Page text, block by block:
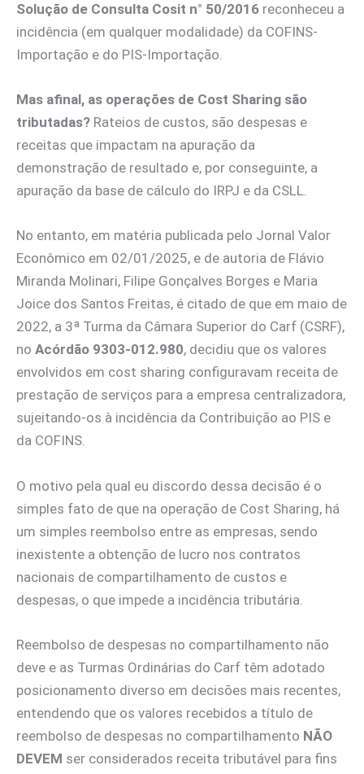
Solução de Consulta Cosit n° 50/2016 reconheceu a
incidência (em qualquer modalidade) da COFINS-
Importação e do PIS-Importação.
Mas afinal, as operações de Cost Sharing são
tributadas? Rateios de custos, são despesas e
receitas que impactam na apuração da
demonstração de resultado e, por conseguinte, a
apuração da base de cálculo do IRPJ e da CSLL.
No entanto, em matéria publicada pelo Jornal Valor
Econômico em 02/01/2025, e de autoria de Flávio
Miranda Molinari, Filipe Gonçalves Borges e Maria
Joice dos Santos Freitas, é citado de que em maio de
2022, a 3ª Turma da Câmara Superior do Carf (CSRF),
no Acórdão 9303-012.980, decidiu que os valores
envolvidos em cost sharing configuravam receita de
prestação de serviços para a empresa centralizadora,
sujeitando-os à incidência da Contribuição ao PIS e
da COFINS.
O motivo pela qual eu discordo dessa decisão é o
simples fato de que na operação de Cost Sharing, há
um simples reembolso entre as empresas, sendo
inexistente a obtenção de lucro nos contratos
nacionais de compartilhamento de custos e
despesas, o que impede a incidência tributária.
Reembolso de despesas no compartilhamento não
deve e as Turmas Ordinárias do Carf têm adotado
posicionamento diverso em decisões mais recentes,
entendendo que os valores recebidos a título de
reembolso de despesas no compartilhamento NÃO
DEVEM ser considerados receita tributável para fins